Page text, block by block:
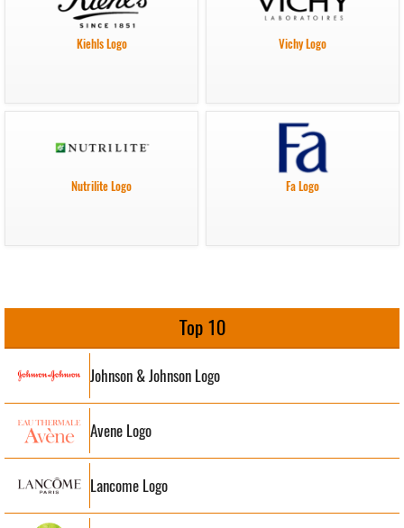
Kiehls Logo Vichy Logo
Nutrilite Logo Fa Logo
Top 10
Johnson & Johnson Logo
Avene Logo
Lancome Logo